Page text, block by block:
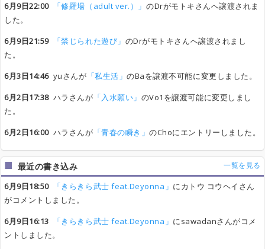
6月9日22:00 「修羅場（adult ver.）」 のDrがモトキさんへ譲渡されま
した。
6月9日21:59
「禁じられた遊び」 のDrがモトキさんへ譲渡されまし
た。
6月3日14:46yuさんが 「私生活」のBaを譲渡不可能に変更しました。
6月2日17:38ハラさんが 「入水願い」 のVo1を譲渡可能に変更しまし
た。
6月2日16:00ハラさんが 「青春の瞬き」のChoにエントリーしました。
最近の書き込み 一覧を見る
6月9日18:50 「きらきら武士 feat.Deyonna」 にカトウ コウヘイさん
がコメントしました。
6月9日16:13
「きらきら武士 feat.Deyonna」 にsawadanさんがコメ
ントしました。